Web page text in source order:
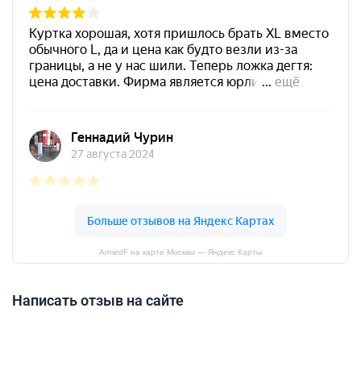
ArmedF на карте Москвы — Яндекс Карты
Написать отзыв на сайте